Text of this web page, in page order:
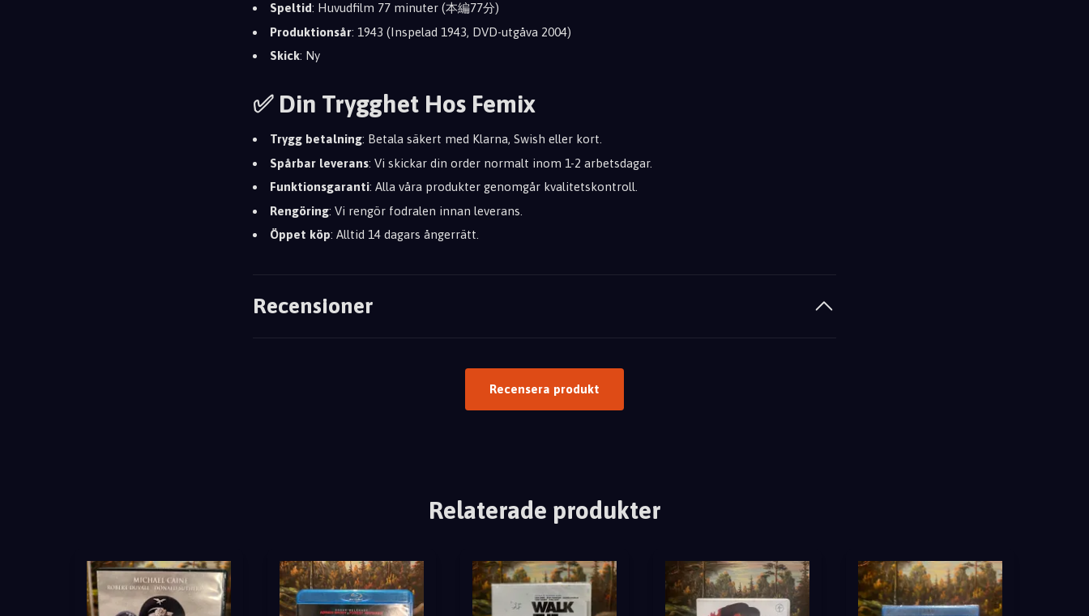
Speltid: Huvudfilm 77 minuter (本編77分)
Produktionsår: 1943 (Inspelad 1943, DVD-utgåva 2004)
Skick: Ny
✅ Din Trygghet Hos Femix
Trygg betalning: Betala säkert med Klarna, Swish eller kort.
Spårbar leverans: Vi skickar din order normalt inom 1-2 arbetsdagar.
Funktionsgaranti: Alla våra produkter genomgår kvalitetskontroll.
Rengöring: Vi rengör fodralen innan leverans.
Öppet köp: Alltid 14 dagars ångerrätt.
Recensioner
Recensera produkt
Relaterade produkter